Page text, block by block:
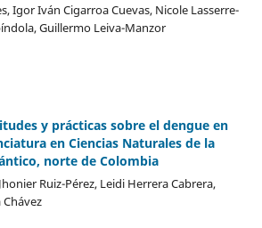
Igor Iván Cigarroa Cuevas, Nicole Lasserre-
Guillermo Leiva-Manzor
y prácticas sobre el dengue en
en Ciencias Naturales de la
norte de Colombia
Ruiz-Pérez, Leidi Herrera Cabrera,